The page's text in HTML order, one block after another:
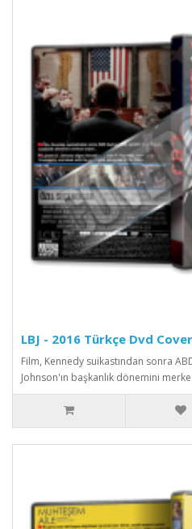
LBJ - 2016 Türkçe Dvd
Film, Kennedy suikastından sonra
Johnson'ın başkanlık dönemini